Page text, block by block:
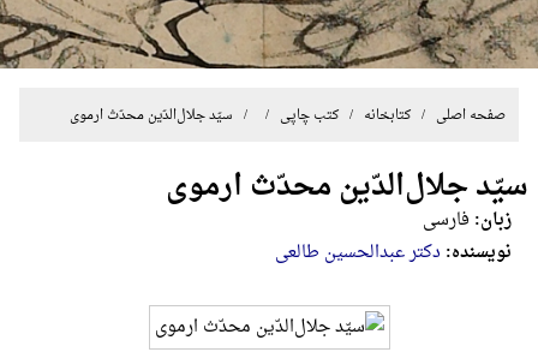
صفحه اصلی / کتابخانه /کتب چاپی / / سیّد جلال‌الدّین محدّث ارموی
سیّد جلال‌الدّین محدّث ارموی
زبان: فارسی
نویسنده: دکتر عبدالحسین طالعی